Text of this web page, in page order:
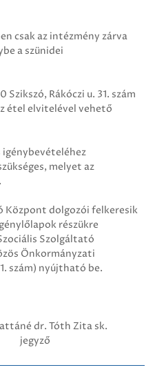
csak az intézmény zárva
a szünidei
Rákóczi u. 31. szám
étel elvitelével vehető
melyet az
Központ dolgozói felkeresik
részükre
Szolgáltató
Önkormányzati
szám) nyújtható be.
Zita sk.